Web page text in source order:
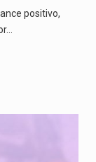
positivo,